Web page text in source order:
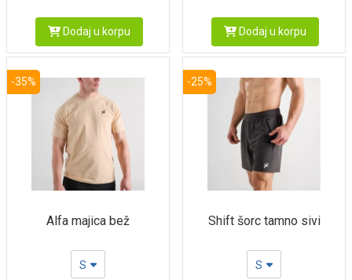
Dodaj u korpu Dodaj u korpu
-35%
Alfa majica bež
S
-25%
Shift šorc tamno sivi
S